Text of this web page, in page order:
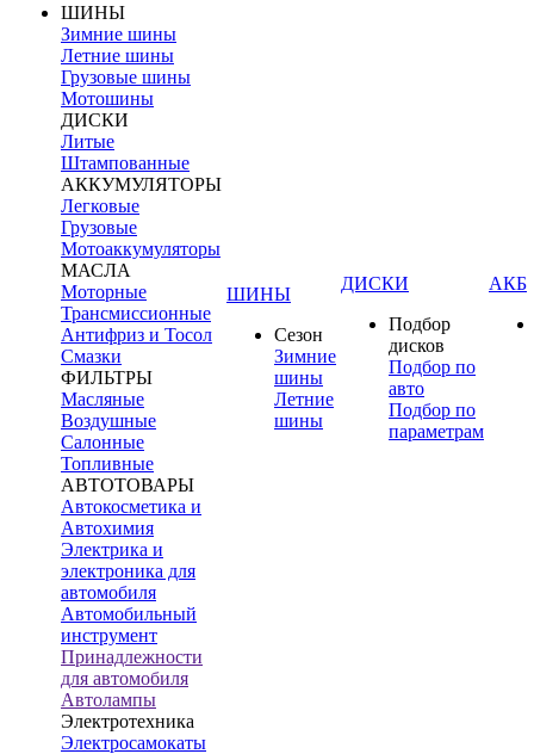
ШИНЫ
Зимние шины
Летние шины
Грузовые шины
Мотошины
ДИСКИ
Литые
Штампованные
АККУМУЛЯТОРЫ
Легковые
Грузовые
Мотоаккумуляторы
МАСЛА
Моторные
Трансмиссионные
Антифриз и Тосол
Смазки
ФИЛЬТРЫ
Масляные
Воздушные
Салонные
Топливные
АВТОТОВАРЫ
Автокосметика и
Автохимия
Электрика и
электроника для
автомобиля
Автомобильный
инструмент
Принадлежности
для автомобиля
Автолампы
Электротехника
Электросамокаты
ШИНЫ
Сезон
Зимние
шины
Летние
шины
ДИСКИ
Подбор
дисков
Подбор по
авто
Подбор по
параметрам
АКБ